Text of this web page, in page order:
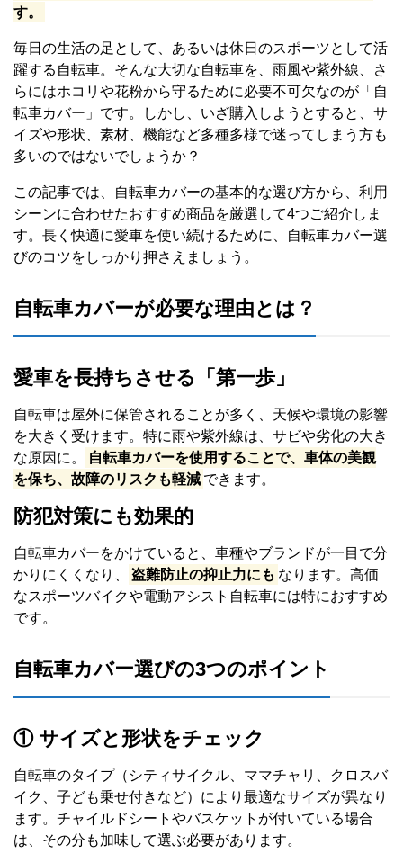
す。
毎日の生活の足として、あるいは休日のスポーツとして活
躍する自転車。そんな大切な自転車を、雨風や紫外線、さ
らにはホコリや花粉から守るために必要不可欠なのが「自
転車カバー」です。しかし、いざ購入しようとすると、サ
イズや形状、素材、機能など多種多様で迷ってしまう方も
多いのではないでしょうか？
この記事では、自転車カバーの基本的な選び方から、利用
シーンに合わせたおすすめ商品を厳選して4つご紹介しま
す。長く快適に愛車を使い続けるために、自転車カバー選
びのコツをしっかり押さえましょう。
自転車カバーが必要な理由とは？
愛車を長持ちさせる「第一歩」
自転車は屋外に保管されることが多く、天候や環境の影響
を大きく受けます。特に雨や紫外線は、サビや劣化の大き
な原因に。
自転車カバーを使用することで、車体の美観
を保ち、故障のリスクも軽減 できます。
防犯対策にも効果的
自転車カバーをかけていると、車種やブランドが一目で分
かりにくくなり、
盗難防止の抑止力にも なります。高価
なスポーツバイクや電動アシスト自転車には特におすすめ
です。
自転車カバー選びの3つのポイント
① サイズと形状をチェック
自転車のタイプ（シティサイクル、ママチャリ、クロスバ
イク、子ども乗せ付きなど）により最適なサイズが異なり
ます。チャイルドシートやバスケットが付いている場合
は、その分も加味して選ぶ必要があります。